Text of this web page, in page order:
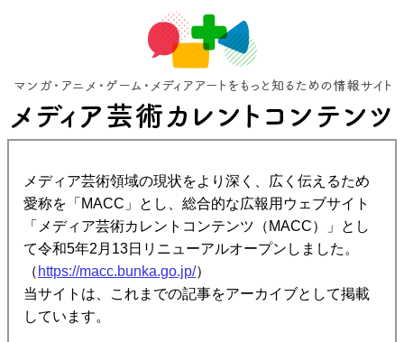
メディア芸術領域の現状をより深く、広く伝えるため
愛称を「MACC」とし、総合的な広報用ウェブサイト
「メディア芸術カレントコンテンツ（MACC）」とし
て令和5年2月13日リニューアルオープンしました。
（ https://macc.bunka.go.jp/）
当サイトは、これまでの記事をアーカイブとして掲載
しています。